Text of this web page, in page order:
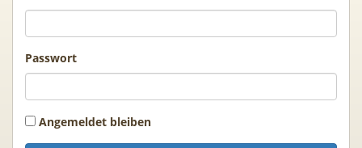
Passwort
Angemeldet bleiben